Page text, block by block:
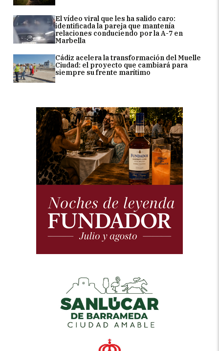
El vídeo viral que les ha salido caro:
identificada la pareja que mantenía
relaciones conduciendo por la A-7 en
Marbella
Cádiz acelera la transformación del Muelle
Ciudad: el proyecto que cambiará para
siempre su frente marítimo